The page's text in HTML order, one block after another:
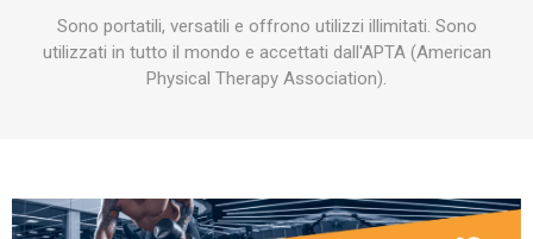
Sono portatili, versatili e offrono utilizzi illimitati. Sono
utilizzati in tutto il mondo e accettati dall'APTA (American
Physical Therapy Association).